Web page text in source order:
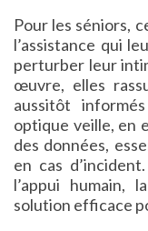
Pour les séniors,
l’assistance qui
perturber leur
œuvre, elles
aussitôt
optique veille, en
des données,
en cas
l’appui humain,
solution efficace